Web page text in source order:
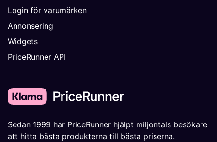
Login för varumärken
Annonsering
Widgets
PriceRunner API
Sedan 1999 har PriceRunner hjälpt miljontals besökare
att hitta bästa produkterna till bästa priserna.